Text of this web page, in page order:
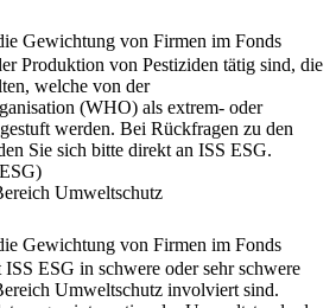
Gewichtung von Firmen im Fonds
Produktion von Pestiziden tätig sind, die
welche von der
(WHO) als extrem- oder
werden. Bei Rückfragen zu den
Sie sich bitte direkt an ISS ESG.
Umweltschutz
Gewichtung von Firmen im Fonds
ESG in schwere oder sehr schwere
Umweltschutz involviert sind.